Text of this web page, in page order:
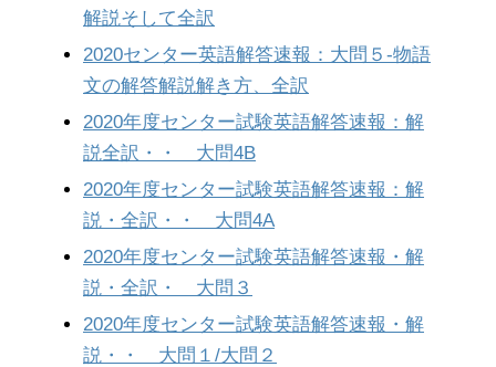
解説そして全訳
2020センター英語解答速報：大問５-物語
文の解答解説解き方、全訳
2020年度センター試験英語解答速報：解
説全訳・・ 大問4B
2020年度センター試験英語解答速報：解
説・全訳・・ 大問4A
2020年度センター試験英語解答速報・解
説・全訳・ 大問３
2020年度センター試験英語解答速報・解
説・・ 大問１/大問２